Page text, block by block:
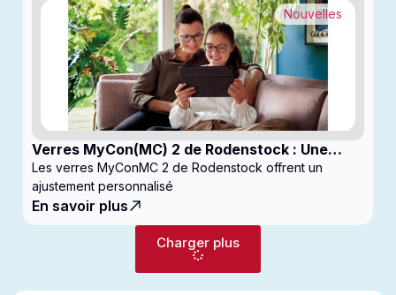
Verres MyCon(MC) 2 de Rodenstock : Une
nouvelle génération de verres pour
enfantsconçus pour le contrôle de la myopie
Nouvelles
Les verres MyConMC 2 de Rodenstock offrent un
ajustement personnalisé
En savoir plus
Charger plus